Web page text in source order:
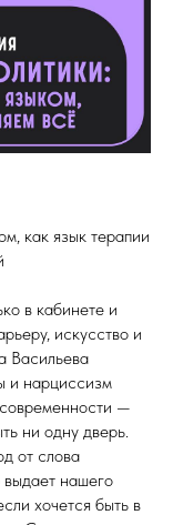
как язык терапии
в кабинете и
искусство и
Васильева
и нарциссизм
—
ни одну дверь.
от слова
выдает нашего
хочется быть в